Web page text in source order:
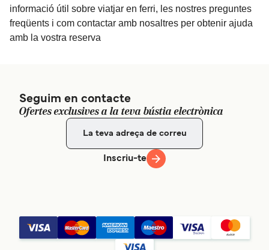
informació útil sobre viatjar en ferri, les nostres preguntes
freqüents i com contactar amb nosaltres per obtenir ajuda
amb la vostra reserva
Seguim en contacte
Ofertes exclusives a la teva bústia electrònica
Inscriu-te